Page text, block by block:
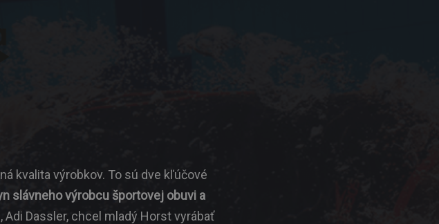
kvalita výrobkov. To sú dve kľúčové
slávneho výrobcu športovej obuvi a
Adi Dassler, chcel mladý Horst vyrábať